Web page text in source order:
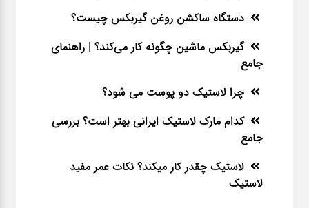
دستگاه ساکشن روغن گیربکس چیست؟
گیربکس ماشین چگونه کار می‌کند؟ | راهنمای
جامع
چرا لاستیک دو پوست می شود؟
کدام مارک لاستیک ایرانی بهتر است؟ بررسی
جامع
لاستیک چقدر کار میکند؟ نکات عمر مفید
لاستیک